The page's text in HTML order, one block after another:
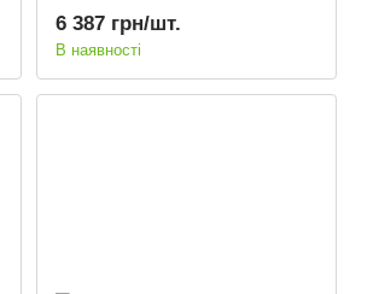
6 387 грн/шт.
В наявності